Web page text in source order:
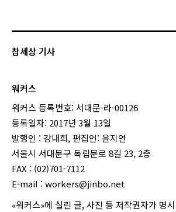
참세상 기사
워커스
워커스 등록번호: 서대문-라-00126
등록일자: 2017년 3월 13일
발행인 : 강내희, 편집인: 윤지연
서울시 서대문구 독립문로 8길 23, 2층
FAX : (02)701-7112
E-mail : workers@jinbo.net
«워커스»에 실린 글, 사진 등 저작권자가 명